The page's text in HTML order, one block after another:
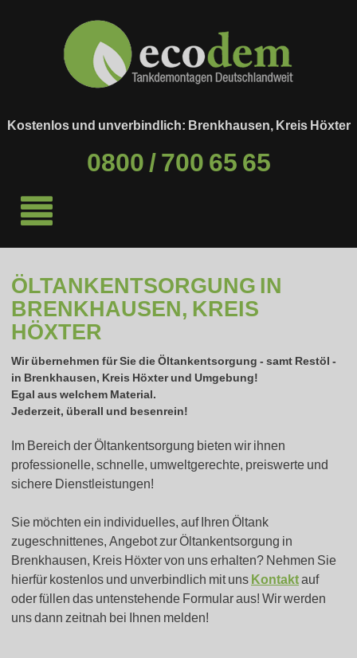
Kostenlos und unverbindlich: Brenkhausen, Kreis Höxter
0800 / 700 65 65
ÖLTANKENTSORGUNG IN
BRENKHAUSEN, KREIS
HÖXTER
Wir übernehmen für Sie die Öltankentsorgung - samt Restöl -
in Brenkhausen, Kreis Höxterund Umgebung!
Egal aus welchem Material.
Jederzeit, überall und besenrein!
Im Bereich der Öltankentsorgung bieten wir ihnen
professionelle, schnelle, umweltgerechte, preiswerte und
sichere Dienstleistungen!
Sie möchten ein individuelles, auf Ihren Öltank
zugeschnittenes, Angebot zur Öltankentsorgung in
Brenkhausen, Kreis Höxter von uns erhalten? Nehmen Sie
hierfür kostenlos und unverbindlich mit uns Kontaktauf
oder füllen das untenstehende Formular aus! Wir werden
uns dann zeitnah bei Ihnen melden!